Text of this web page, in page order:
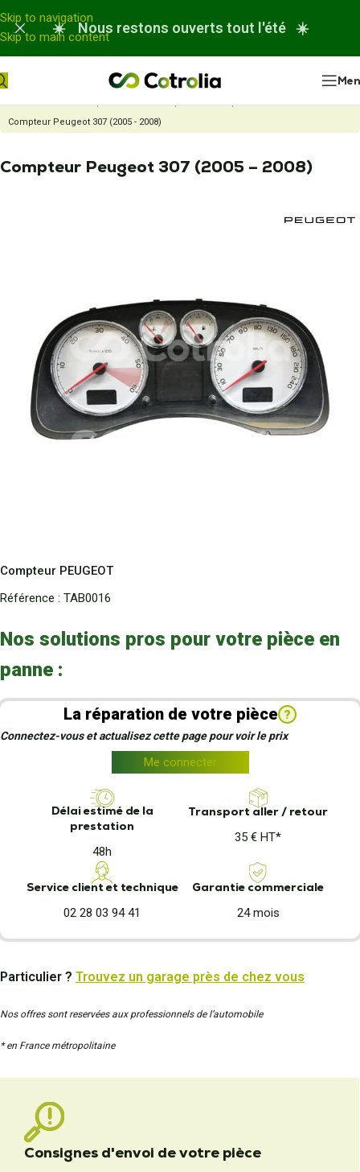
Panneau de gestion des cookies
Skip to navigation
Skip to main content
☀️ Nous restons ouverts tout l'été ☀️
Accueil Nos réparations
Réparation compteur automobile
Compteur Peugeot 307 (2005 - 2008)
Compteur Peugeot 307 (2005 – 2008)
Compteur PEUGEOT
Référence : TAB0016
Nos solutions pros pour votre pièce en
panne :
La réparation de votre pièce ?
Connectez-vous et actualisez cette page pour voir le prix
Me connecter
Délai estimé de la
prestation
48h
Transport aller / retour
35 € HT*
Service client et technique
02 28 03 94 41
Garantie commerciale
24 mois
Particulier ? Trouvez un garage près de chez vous
Nos offres sont reservées aux professionnels de l’automobile
* en France métropolitaine
Consignes d'envoi de votre pièce